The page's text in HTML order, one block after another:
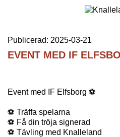
Publicerad: 2025-03-21
EVENT MED IF
Event med IF Elfsborg ⚽️
⚽️ Träffa spelarna
⚽️ Få din tröja signerad
⚽️ Tävling med Knalleland